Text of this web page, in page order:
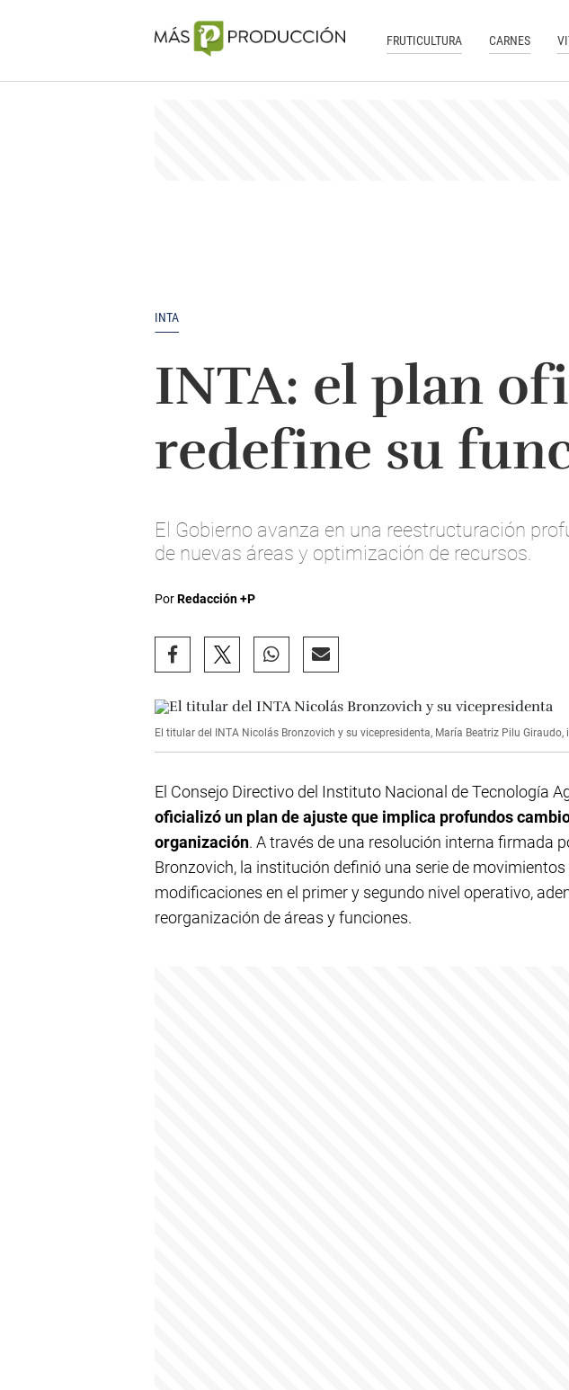
FRUTICULTURA CARNES
INTA
INTA: el plan
redefine su
El Gobierno avanza en una reestructuración
de nuevas áreas y optimización de recursos.
PorRedacción +P
El titular del INTA Nicolás Bronzovich y su vicepresidenta, María Beatriz Pilu
El Consejo Directivo del Instituto Nacional de Tecnología
oficializó un plan de ajuste que implica profundos
organización. A través de una resolución interna firmada
Bronzovich, la institución definió una serie de movimientos
modificaciones en el primer y segundo nivel operativo,
reorganización de áreas y funciones.